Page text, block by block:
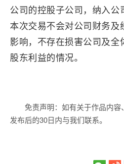
公司的控股子公司，纳入公
本次交易不会对公司财务及
影响，不存在损害公司及全
股东利益的情况。
免责声明：如有关于作品内
发布后的30日内与我们联系。